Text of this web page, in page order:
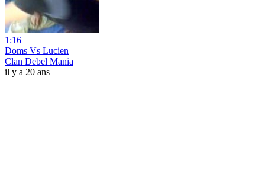
1:16
Doms Vs Lucien
Clan Debel Mania
il y a 20 ans